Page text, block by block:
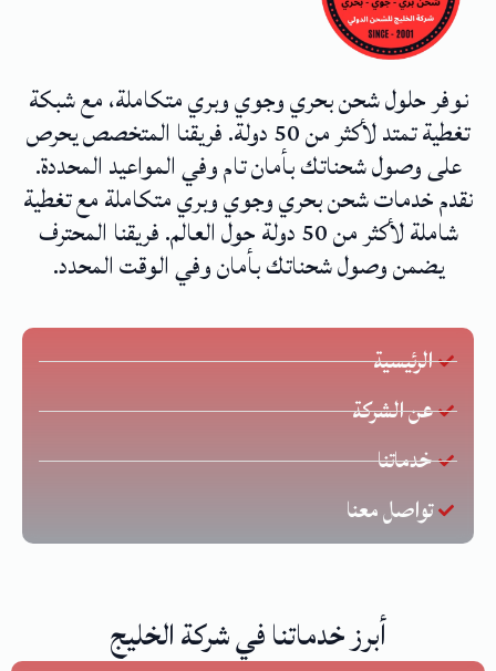
نوفر حلول شحن بحري وجوي وبري متكاملة، مع شبكة
تغطية تمتد لأكثر من 50 دولة. فريقنا المتخصص يحرص
على وصول شحناتك بأمان تام وفي المواعيد المحددة.
نقدم خدمات شحن بحري وجوي وبري متكاملة مع تغطية
شاملة لأكثر من 50 دولة حول العالم. فريقنا المحترف
يضمن وصول شحناتك بأمان وفي الوقت المحدد.
الرئيسية
عن الشركة
خدماتنا
تواصل معنا
أبرز خدماتنا في شركة الخليج